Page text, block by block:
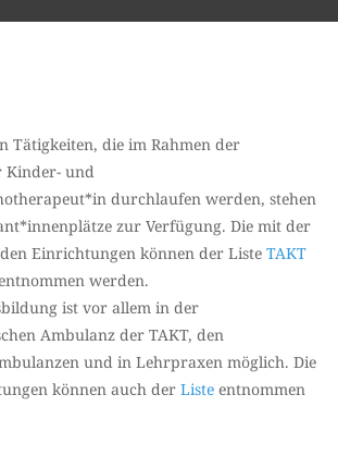
Tätigkeiten, die im Rahmen der
Kinder- und
durchlaufen werden, stehen
zur Verfügung. Die mit der
Einrichtungen können der Liste TAKT
werden.
ist vor allem in der
Ambulanz der TAKT, den
und in Lehrpraxen möglich. Die
können auch der Liste entnommen